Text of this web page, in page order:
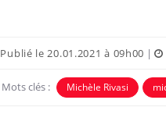
Publié le 20.01.2021 à 09h00 |
Mots clés : Michèle Rivasi